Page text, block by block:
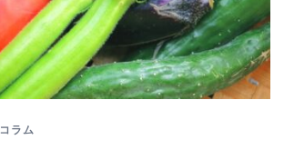
コラム